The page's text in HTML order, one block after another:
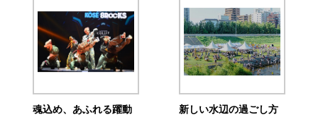
魂込め、あふれる躍動
新しい水辺の過ごし方